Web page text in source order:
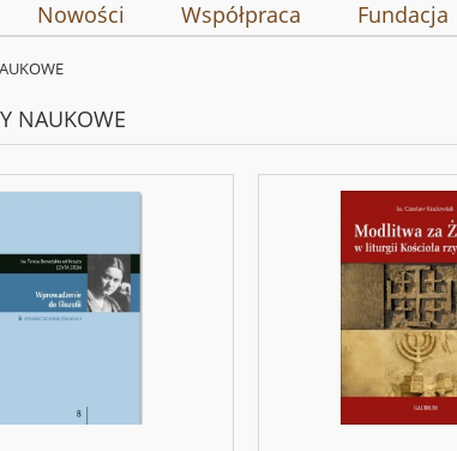
Nowości Współpraca Fundacja
NAUKOWE